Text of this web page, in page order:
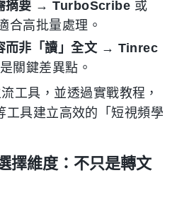
摘要 →TurboScribe 或
合高批量處理。
而非「讀」全文→ Tinrec
關鍵差異點。
工具，並透過實戰教程，
工具建立高效的「短視頻學
擇維度：不只是轉文